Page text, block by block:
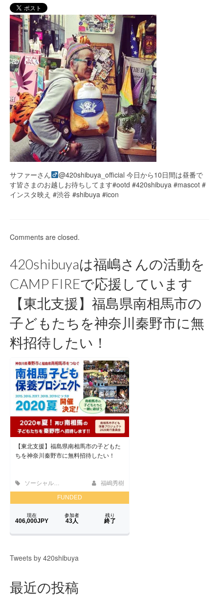
420 shibuya_shop
Instagram:420shibuya_official
About:FOUR TWENTY SHIBUYA
YouTube:420shibuya
420 Blog Full
www.h4wp.com
420friendly 通販
サファーさん‍
@420shibuya_official 今日から10日間は昼番で
す皆さまのお越しお待ちしてます#ootd #420shibuya #mascot #
インスタ映え #渋谷 #shibuya #icon
Comments are closed.
420shibuyaは福嶋さんの活動を
CAMP FIREで応援しています
【東北支援】福島県南相馬市の
子どもたちを神奈川秦野市に無
料招待したい！
Tweets by 420shibuya
最近の投稿